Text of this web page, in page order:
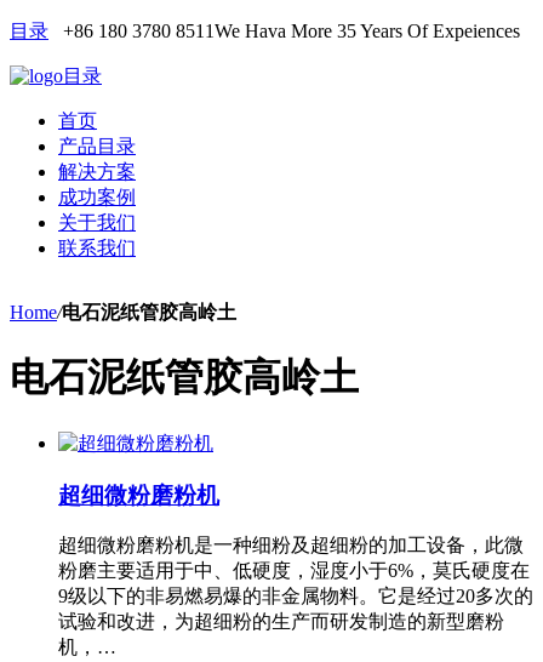
目录 +86 180 3780 8511We Hava More 35 Years Of Expeiences
目录
首页
产品目录
解决方案
成功案例
关于我们
联系我们
Home/电石泥纸管胶高岭土
电石泥纸管胶高岭土
超细微粉磨粉机
超细微粉磨粉机是一种细粉及超细粉的加工设备，此微
粉磨主要适用于中、低硬度，湿度小于6%，莫氏硬度在
9级以下的非易燃易爆的非金属物料。它是经过20多次的
试验和改进，为超细粉的生产而研发制造的新型磨粉
机，…